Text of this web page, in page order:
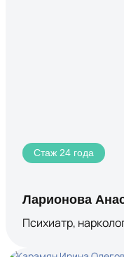
Стаж 24 года
Ларионова
Психиатр,